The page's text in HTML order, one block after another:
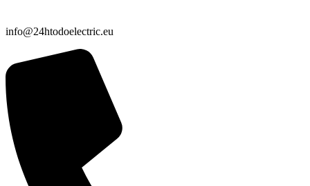
info@24htodoelectric.eu